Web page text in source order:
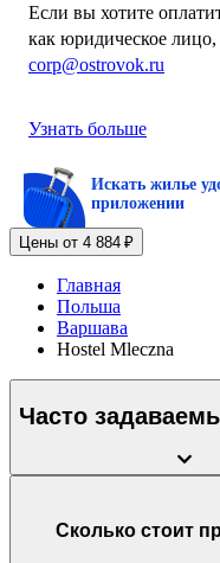
Если вы хотите
как юридическое
corp@ostrovok.ru
Узнать больше
Искать жилье
приложении
Цены от 4 884 ₽
Главная
Польша
Варшава
Hostel Mleczna
Часто
Сколько стоит